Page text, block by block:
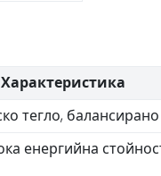
Характеристика
тегло,
енергийна